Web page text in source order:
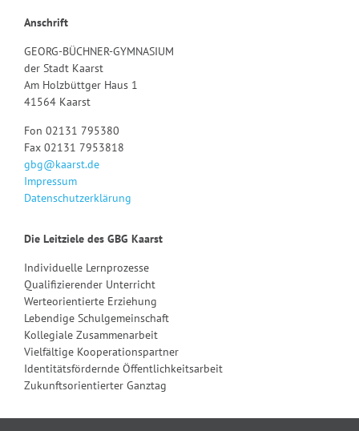
Anschrift
GEORG-BÜCHNER-GYMNASIUM
der Stadt Kaarst
Am Holzbüttger Haus 1
41564 Kaarst
Fon 02131 795380
Fax 02131 7953818
gbg@kaarst.de
Impressum
Datenschutzerklärung
Die Leitziele des GBG Kaarst
Individuelle Lernprozesse
Qualifizierender Unterricht
Werteorientierte Erziehung
Lebendige Schulgemeinschaft
Kollegiale Zusammenarbeit
Vielfältige Kooperationspartner
Identitätsfördernde Öffentlichkeitsarbeit
Zukunftsorientierter Ganztag